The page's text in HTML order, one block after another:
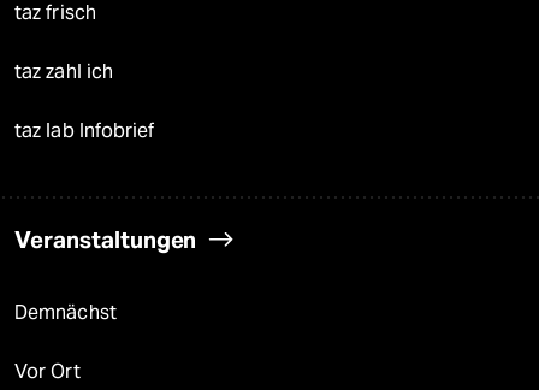
taz frisch
taz zahl ich
taz lab Infobrief
Veranstaltungen
Demnächst
Vor Ort